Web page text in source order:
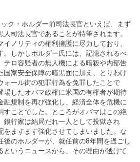
ク・ホルダー前司法長官といえば、まず
司法長官であることが特筆されます。
ノリティの権利擁護に尽力しており、
。しかしホルダー氏には、記憶されるべ
テロ容疑者の無人機による暗殺や内部告
国家安全保障の暗黒面に加え、とりわけ
ォール街の犯罪行為を免罪したことで
場したオバマ政権に米国の有権者が期待
融規制を再び強化し、経済全体を危機に
すことでした。ところがオバマはこの絶
銀行家は結局だれ一人として投獄され
をますます強化させてしまいました。な
後のホルダーが、就任前の8年間を過ごし
というニュースから、その理由が透けて